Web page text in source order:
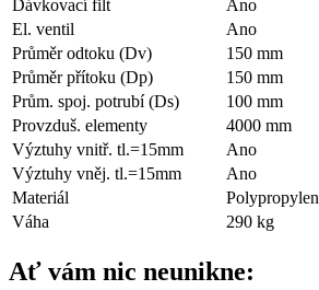
Dávkovací filt
Ano
El. ventil
Ano
Průměr odtoku (Dv)
150 mm
Průměr přítoku (Dp)
150 mm
Prům. spoj. potrubí (Ds)
100 mm
Provzduš. elementy
4000 mm
Výztuhy vnitř. tl.=15mm
Ano
Výztuhy vněj. tl.=15mm
Ano
Materiál
Polypropylen
Váha
290 kg
Ať vám nic neunikne: